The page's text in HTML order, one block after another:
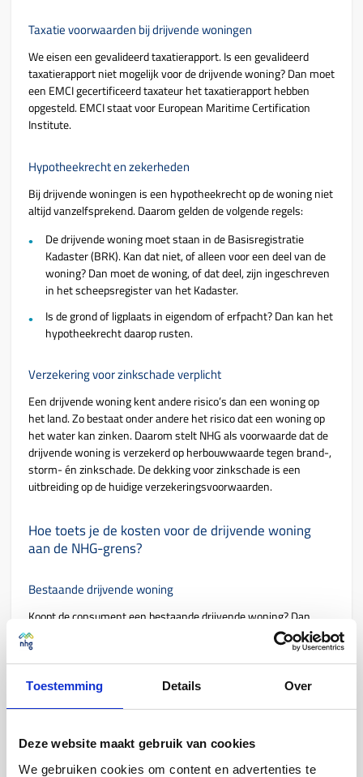
Toestemming Details Over
Deze website maakt gebruik van cookies
We gebruiken cookies om content en advertenties te
Taxatie voorwaarden bij drijvende woningen
We eisen een gevalideerd taxatierapport. Is een gevalideerd
taxatierapport niet mogelijk voor de drijvende woning? Dan moet
een EMCI gecertificeerd taxateur het taxatierapport hebben
opgesteld. EMCI staat voor European Maritime Certification
Institute.
Hypotheekrecht en zekerheden
Bij drijvende woningen is een hypotheekrecht op de woning niet
altijd vanzelfsprekend. Daarom gelden de volgende regels:
De drijvende woning moet staan in de Basisregistratie
Kadaster (BRK). Kan dat niet, of alleen voor een deel van de
woning? Dan moet de woning, of dat deel, zijn ingeschreven
in het scheepsregister van het Kadaster.
Is de grond of ligplaats in eigendom of erfpacht? Dan kan het
hypotheekrecht daarop rusten.
Verzekering voor zinkschade verplicht
Een drijvende woning kent andere risico’s dan een woning op
het land. Zo bestaat onder andere het risico dat een woning op
het water kan zinken. Daarom stelt NHG als voorwaarde dat de
drijvende woning is verzekerd op herbouwwaarde tegen brand-,
storm- én zinkschade. De dekking voor zinkschade is een
uitbreiding op de huidige verzekeringsvoorwaarden.
Hoe toets je de kosten voor de drijvende woning
aan de NHG-grens?
Bestaande drijvende woning
Koopt de consument een bestaande drijvende woning? Dan
toets je de kosten volgens
Voorwaarden en normen C.2.1.1.
Heeft de consument de grond of de ligplaats niet in eigendom?
Maar wel een recht van erfpacht, huurrecht of vergunning voor
de ligplaats? Dan merk je de som van de waarde van de
drijvende woning en de waarde van het gebruiksrecht van de
Nieuwe drijvende woning